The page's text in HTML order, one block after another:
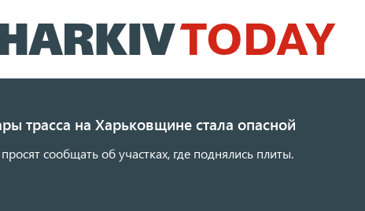
к
основному
трасса на Харьковщине стала опасной
сообщать об участках, где поднялись плиты.